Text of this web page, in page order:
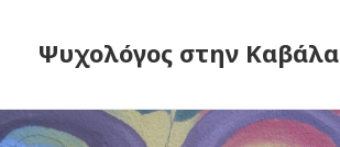
Ψυχολόγος στην Καβάλα